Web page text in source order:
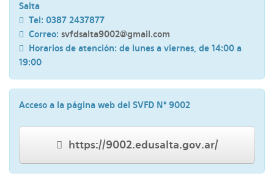
Salta
Tel: 0387 2437877
Correo: svfdsalta9002@gmail.com
Horarios de atención: de lunes a viernes, de 14:00 a
19:00
Acceso a la página web del SVFD N° 9002
https://9002.edusalta.gov.ar/